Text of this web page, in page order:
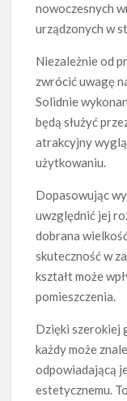
nowoczesnych
urządzonych w
Niezależnie od
zwrócić uwagę
Solidnie
będą służyć
atrakcyjny
użytkowaniu.
Dopasowując
uwzględnić jej
dobrana
skuteczność w
kształt może
pomieszczenia.
Dzięki szerokiej
każdy może
odpowiadającą
estetycznemu.